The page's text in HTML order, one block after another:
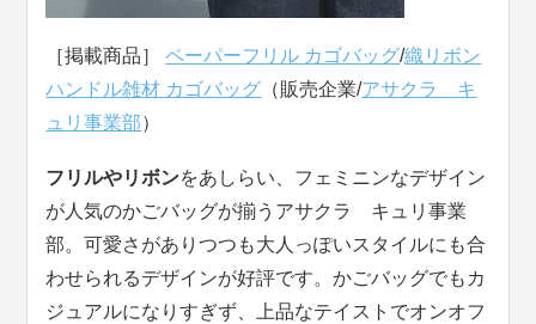
［掲載商品］ペーパーフリル カゴバッグ/織リボン
ハンドル雑材 カゴバッグ （販売企業/アサクラ キ
ュリ事業部）
フリルやリボンをあしらい、フェミニンなデザイン
が人気のかごバッグが揃うアサクラ キュリ事業
部。可愛さがありつつも大人っぽいスタイルにも合
わせられるデザインが好評です。かごバッグでもカ
ジュアルになりすぎず、上品なテイストでオンオフ